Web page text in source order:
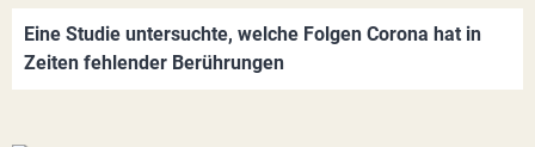
Eine Studie untersuchte, welche Folgen Corona hat in
Zeiten fehlender Berührungen